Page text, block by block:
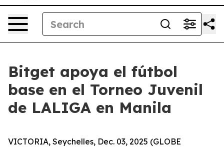
Bitget apoya el fútbol
base en el Torneo Juvenil
de LALIGA en Manila
VICTORIA, Seychelles, Dec. 03, 2025 (GLOBE